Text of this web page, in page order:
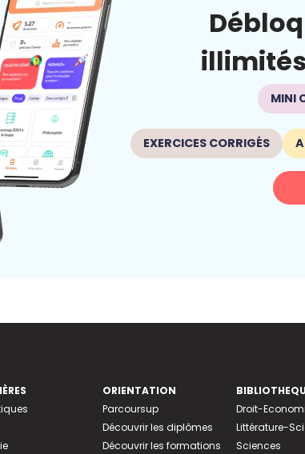
illimités
MINI
EXERCICES CORRIGÉS
ORIENTATION
Parcoursup
Découvrir les diplômes
Découvrir les formations
Droit-
Littérature-
Sciences